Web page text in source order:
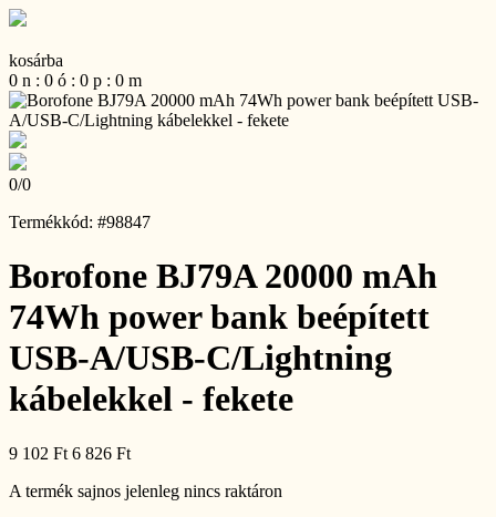
kosárba
0 n : 0 ó : 0 p : 0 m
0/0
Termékkód: #98847
Borofone BJ79A 20000 mAh
74Wh power bank beépített
USB-A/USB-C/Lightning
kábelekkel - fekete
9 102 Ft 6 826 Ft
A termék sajnos jelenleg nincs raktáron